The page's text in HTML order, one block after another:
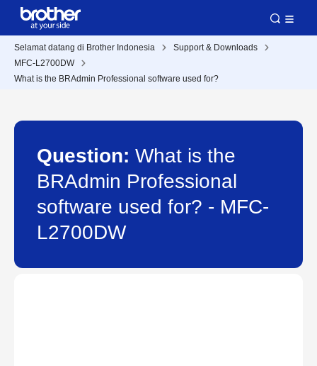
Selamat datang di Brother Indonesia
Support & Downloads
MFC-L2700DW
What is the BRAdmin Professional software used for?
Question: What is the
BRAdmin Professional
software used for? - MFC-
L2700DW